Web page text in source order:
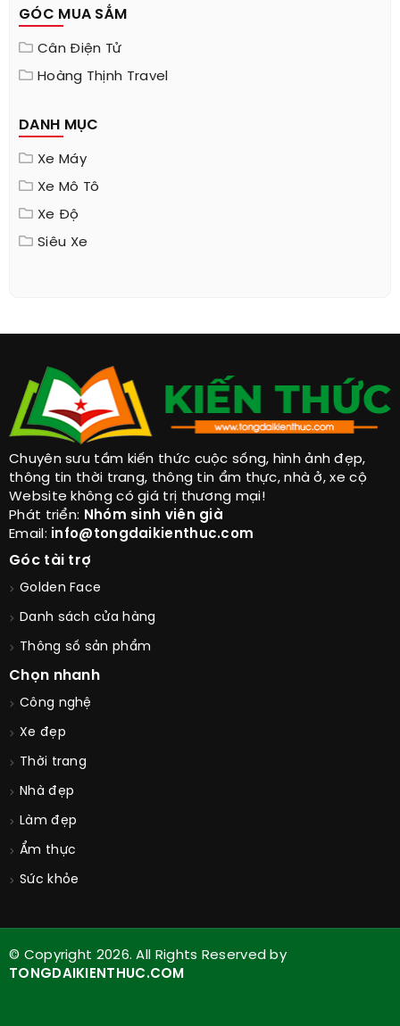
GÓC MUA SẮM
Cân Điện Tử
Hoàng Thịnh Travel
DANH MỤC
Xe Máy
Xe Mô Tô
Xe Độ
Siêu Xe
Chuyên sưu tầm kiến thức cuộc sống, hình ảnh đẹp,
thông tin thời trang, thông tin ẩm thực, nhà ở, xe cộ
Website không có giá trị thương mại!
Phát triển: Nhóm sinh viên già
Email: info@tongdaikienthuc.com
Góc tài trợ
Golden Face
Danh sách cửa hàng
Thông số sản phẩm
Chọn nhanh
Công nghệ
Xe đẹp
Thời trang
Nhà đẹp
Làm đẹp
Ẩm thực
Sức khỏe
© Copyright 2026. All Rights Reserved by
TONGDAIKIENTHUC.COM